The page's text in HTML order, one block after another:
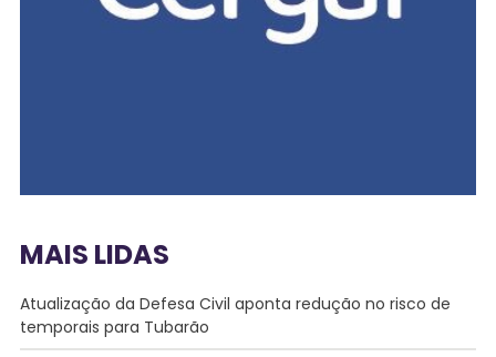
MAIS LIDAS
Atualização da Defesa Civil aponta redução no risco de
temporais para Tubarão